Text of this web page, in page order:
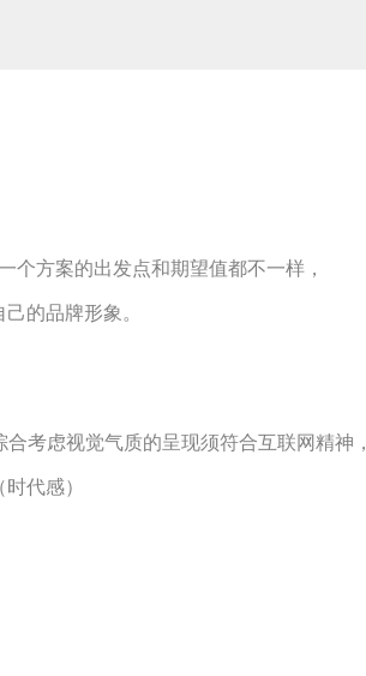
个方案的出发点和期望值都不一样，
的品牌形象。
考虑视觉气质的呈现须符合互联网精神，
代感）